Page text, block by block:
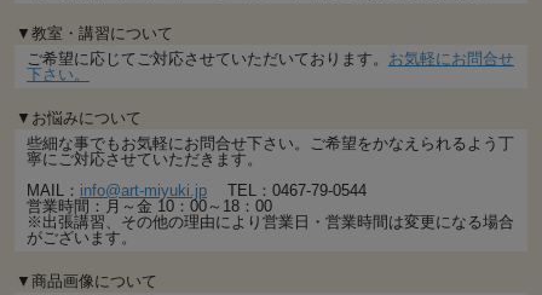
▼教室・講習について
ご希望に応じてご対応させていただいております。 お気軽にお問合せ
下さい。
▼お悩みについて
些細な事でもお気軽にお問合せ下さい。ご希望をかなえられるよう丁
寧にご対応させていただきます。
MAIL： info@art-miyuki.jp TEL：0467-79-0544
営業時間：月～金 10：00～18：00
※出張講習、その他の理由により営業日・営業時間は変更になる場合
がございます。
▼商品画像について